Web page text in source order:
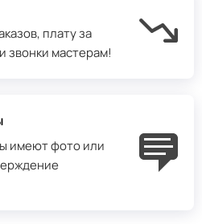
плату за
звонки мастерам!
имеют фото или